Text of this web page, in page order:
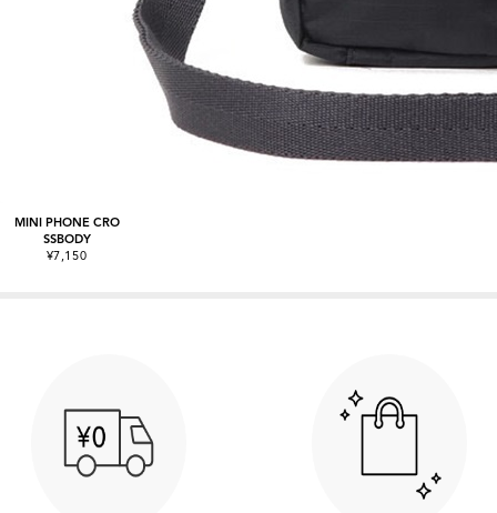
MINI PHONE CRO
SSBODY
¥7,150